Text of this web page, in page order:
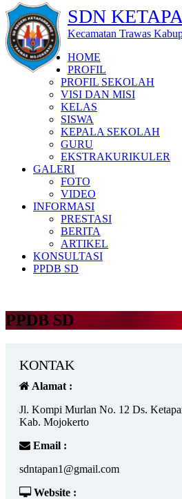
SDN
Kecamatan Trawas
HOME
PROFIL
PROFIL SEKOLAH
VISI DAN MISI
KELAS
SISWA
KEPALA SEKOLAH
GURU
EKSTRAKURIKULER
GALERI
FOTO
VIDEO
INFORMASI
PRESTASI
BERITA
ARTIKEL
KONSULTASI
PPDB SD
PPDB SD
KONTAK
Alamat :
Jl. Kompi Murlan No. 12 Ds.
Kab. Mojokerto
Email :
sdntapan1@gmail.com
Website :